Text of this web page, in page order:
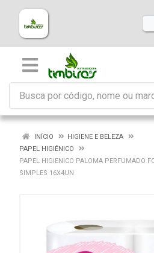
INÍCIO
HIGIENE E BELEZA
PAPEL HIGIÊNICO
PAPEL HIGIENICO PALOMA PERFUMADO
SIMPLES 16X4UN